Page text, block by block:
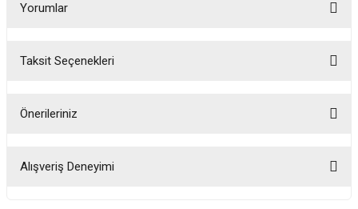
Yorumlar
Bu ürüne ilk yorumu siz yapın!
Taksit Seçenekleri
Önerileriniz
yetersiz gördüğünüz noktaları öneri formunu kullanarak tarafımıza
Alışveriş Deneyimi